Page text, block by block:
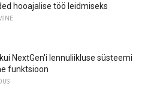
hooajalise töö leidmiseks
NextGen'i lennuliikluse süsteemi
funktsioon